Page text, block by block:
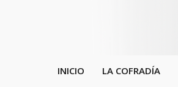
INICIO LA COFRADÍA